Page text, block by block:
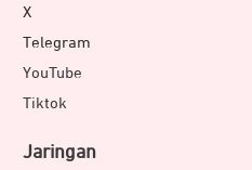
X
Telegram
YouTube
Tiktok
Jaringan